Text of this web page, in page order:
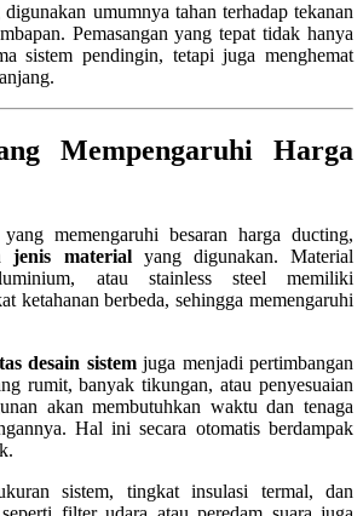
umumnya tahan terhadap tekanan
Pemasangan yang tepat tidak hanya
sistem pendingin, tetapi juga menghemat
Mempengaruhi Harga
memengaruhi besaran harga ducting,
jenis materialyang digunakan. Material
atau stainless steel memiliki
ketahanan berbeda, sehingga memengaruhi
desain sistemjuga menjadi pertimbangan
rumit, banyak tikungan, atau penyesuaian
akan membutuhkan waktu dan tenaga
Hal ini secara otomatis berdampak
sistem, tingkat insulasi termal, dan